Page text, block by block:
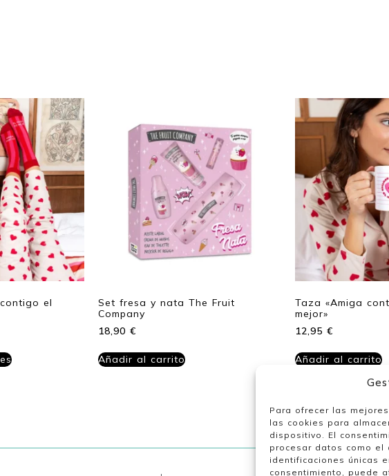
Para ofrecer las
las cookies para
dispositivo. El
procesar datos como el
identificaciones únicas
consentimiento, puede
el
Set fresa y nata The Fruit
Company
18,90 €
Añadir al carrito
Taza «Amiga
mejor»
12,95 €
Añadir al carrito